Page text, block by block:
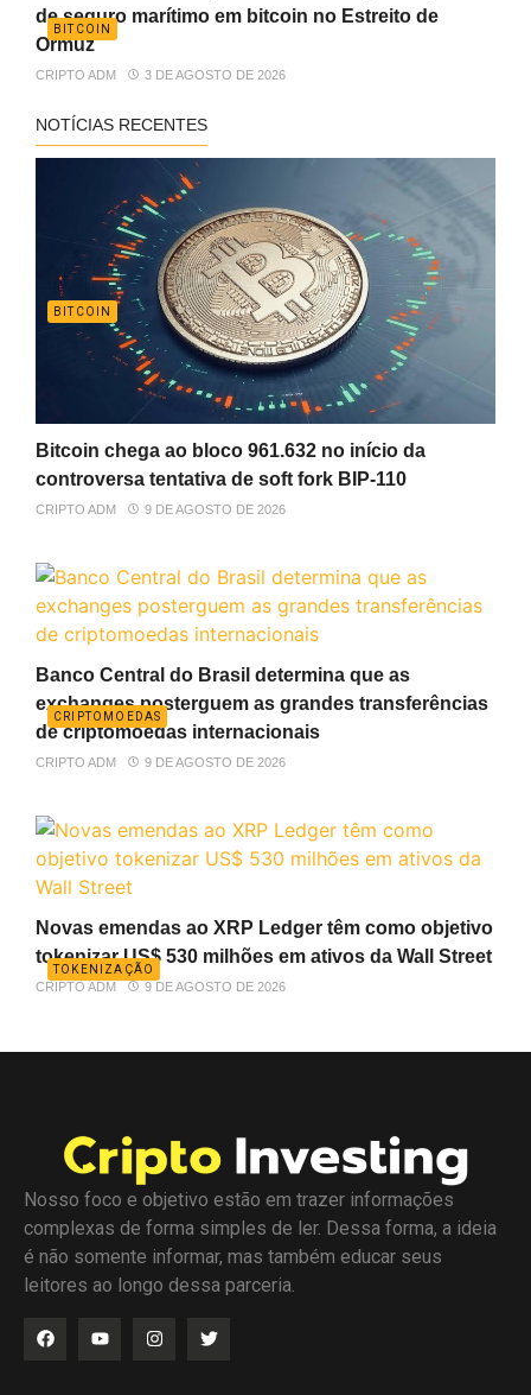
BITCOIN
de seguro marítimo em bitcoin no Estreito de
Ormuz
CRIPTO ADM 3 DE AGOSTO DE 2026
NOTÍCIAS RECENTES
BITCOIN
Bitcoin chega ao bloco 961.632 no início da
controversa tentativa de soft fork BIP-110
CRIPTO ADM 9 DE AGOSTO DE 2026
CRIPTOMOEDAS
Banco Central do Brasil determina que as
exchanges posterguem as grandes transferências
de criptomoedas internacionais
CRIPTO ADM 9 DE AGOSTO DE 2026
TOKENIZAÇÃO
Novas emendas ao XRP Ledger têm como objetivo
tokenizar US$ 530 milhões em ativos da Wall Street
CRIPTO ADM 9 DE AGOSTO DE 2026
Nosso foco e objetivo estão em trazer informações
complexas de forma simples de ler. Dessa forma, a ideia
é não somente informar, mas também educar seus
leitores ao longo dessa parceria.